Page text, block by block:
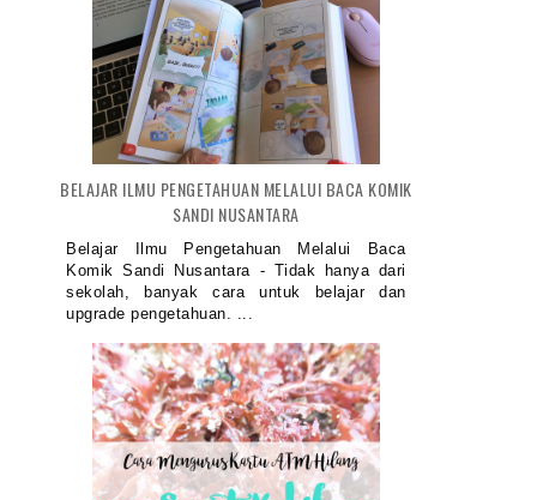
BELAJAR ILMU PENGETAHUAN MELALUI BACA KOMIK
SANDI NUSANTARA
Belajar Ilmu Pengetahuan Melalui Baca
Komik Sandi Nusantara - Tidak hanya dari
sekolah, banyak cara untuk belajar dan
upgrade pengetahuan. ...